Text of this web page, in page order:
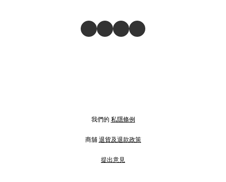
我們的 私隱條例
商舖 退貨及退款政策
提出意見